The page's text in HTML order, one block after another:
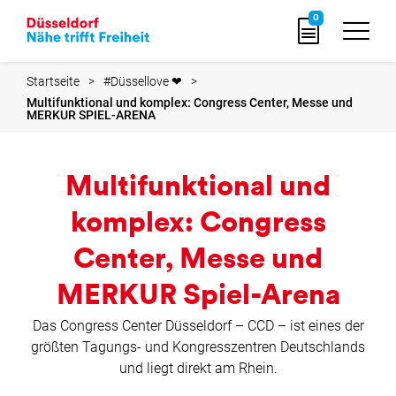
zur
Startseite
0
Startseite
#Düssellove ❤
Multifunktional und komplex: Congress Center, Messe und
MERKUR SPIEL-ARENA
Multifunktional und
komplex: Congress
Center, Messe und
MERKUR Spiel-Arena
Das Congress Center Düsseldorf – CCD – ist eines der
größten Tagungs- und Kongresszentren Deutschlands
und liegt direkt am Rhein.